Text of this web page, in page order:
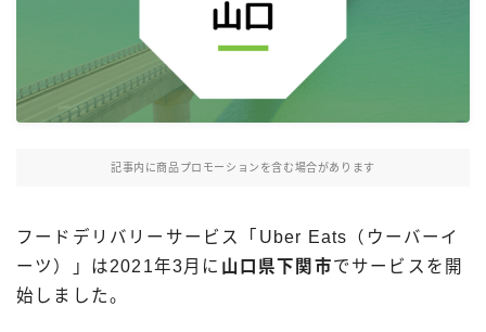
お得に注文する
Uber Eatsの注文ガイド
出前館の注文ガイド
フードデリバリークーポン比較
飲食店として出店する
記事内に商品プロモーションを含む場合があります
フードデリバリーサービス「Uber Eats（ウーバーイ
ーツ）」は2021年3月に 山口県下関市でサービスを開
始しました。